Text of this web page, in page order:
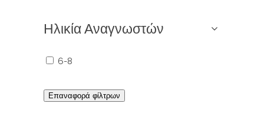
Ηλικία Αναγνωστών
6-8
Επαναφορά φίλτρων